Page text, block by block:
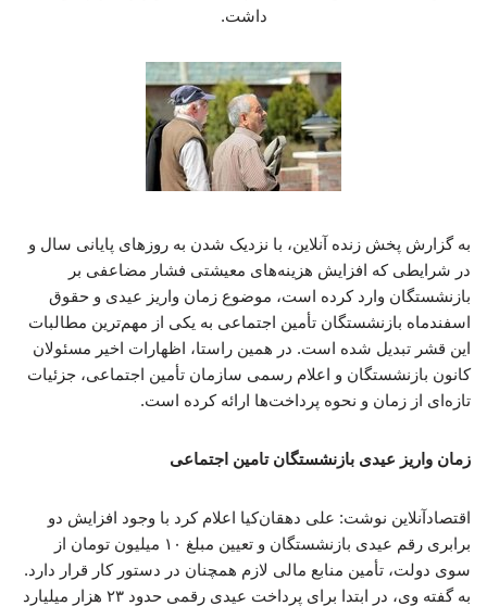
داشت.
به گزارش پخش زنده آنلاین، با نزدیک شدن به روزهای پایانی سال و
در شرایطی که افزایش هزینه‌های معیشتی فشار مضاعفی بر
بازنشستگان وارد کرده است، موضوع زمان واریز عیدی و حقوق
اسفندماه بازنشستگان تأمین اجتماعی به یکی از مهم‌ترین مطالبات
این قشر تبدیل شده است. در همین راستا، اظهارات اخیر مسئولان
کانون بازنشستگان و اعلام رسمی سازمان تأمین اجتماعی، جزئیات
تازه‌ای از زمان و نحوه پرداخت‌ها ارائه کرده است.
زمان واریز عیدی بازنشستگان تامین اجتماعی
اقتصادآنلاین نوشت: علی دهقان‌کیا اعلام کرد با وجود افزایش دو
برابری رقم عیدی بازنشستگان و تعیین مبلغ ۱۰ میلیون تومان از
سوی دولت، تأمین منابع مالی لازم همچنان در دستور کار قرار دارد.
به گفته وی، در ابتدا برای پرداخت عیدی رقمی حدود ۲۳ هزار میلیارد